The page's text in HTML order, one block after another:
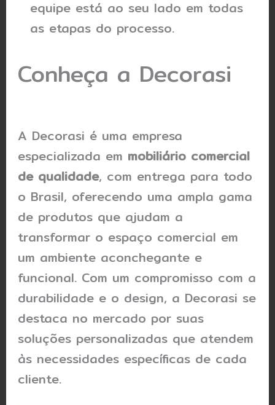
equipe está ao seu lado em todas
as etapas do processo.
Conheça a Decorasi
A Decorasi é uma empresa
especializada em mobiliário comercial
de qualidade, com entrega para todo
o Brasil, oferecendo uma ampla gama
de produtos que ajudam a
transformar o espaço comercial em
um ambiente aconchegante e
funcional. Com um compromisso com a
durabilidade e o design, a Decorasi se
destaca no mercado por suas
soluções personalizadas que atendem
às necessidades específicas de cada
cliente.